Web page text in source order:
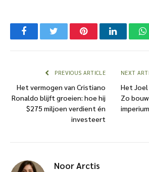
FacebookTwitter PinterestLinkedIn
PREVIOUS ARTICLE
Het vermogen van Cristiano
Ronaldo blijft groeien: hoe hij
$275 miljoen verdient én
investeert
NEXT
Het Joel
Zo
Noor Arctis